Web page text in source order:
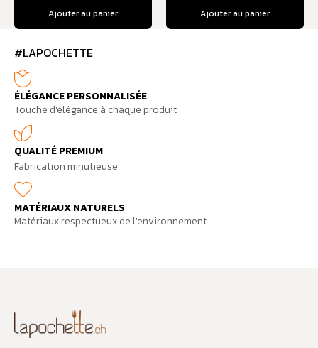
Ajouter au panier Ajouter au panier
#LAPOCHETTE
ÉLÉGANCE PERSONNALISÉE
Touche d'élégance à chaque produit
QUALITÉ PREMIUM
Fabrication minutieuse
MATÉRIAUX NATURELS
Matériaux respectueux de l'environnement